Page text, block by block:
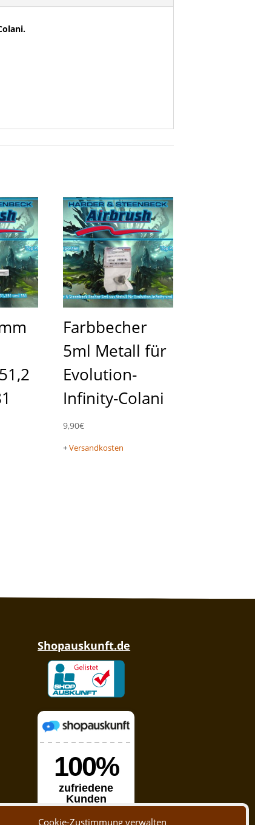
Cookie-Zustimmung verwalten
Farbbecher
5ml Metall für
Evolution-
Infinity-Colani
9,90€
+Versandkosten
Shopauskunft.de